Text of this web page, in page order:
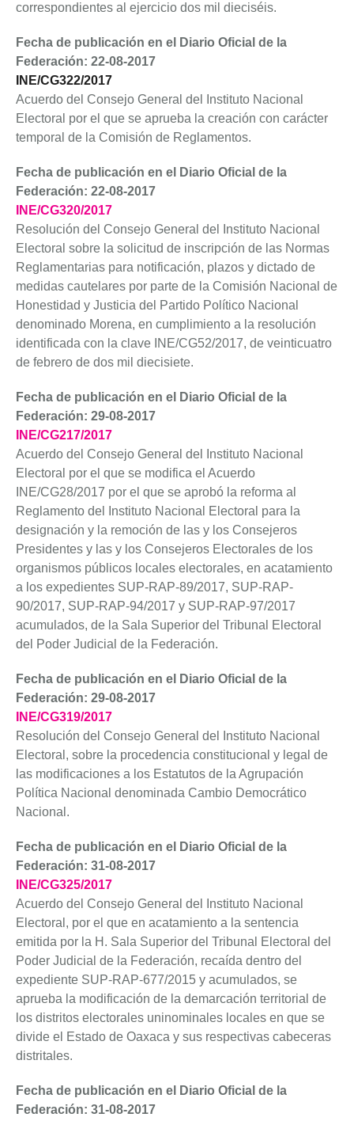
correspondientes al ejercicio dos mil dieciséis.
Fecha de publicación en el Diario Oficial de la
Federación: 22-08-2017
INE/CG322/2017
Acuerdo del Consejo General del Instituto Nacional
Electoral por el que se aprueba la creación con carácter
temporal de la Comisión de Reglamentos.
Fecha de publicación en el Diario Oficial de la
Federación: 22-08-2017
INE/CG320/2017
Resolución del Consejo General del Instituto Nacional
Electoral sobre la solicitud de inscripción de las Normas
Reglamentarias para notificación, plazos y dictado de
medidas cautelares por parte de la Comisión Nacional de
Honestidad y Justicia del Partido Político Nacional
denominado Morena, en cumplimiento a la resolución
identificada con la clave INE/CG52/2017, de veinticuatro
de febrero de dos mil diecisiete.
Fecha de publicación en el Diario Oficial de la
Federación: 29-08-2017
INE/CG217/2017
Acuerdo del Consejo General del Instituto Nacional
Electoral por el que se modifica el Acuerdo
INE/CG28/2017 por el que se aprobó la reforma al
Reglamento del Instituto Nacional Electoral para la
designación y la remoción de las y los Consejeros
Presidentes y las y los Consejeros Electorales de los
organismos públicos locales electorales, en acatamiento
a los expedientes SUP-RAP-89/2017, SUP-RAP-
90/2017, SUP-RAP-94/2017 y SUP-RAP-97/2017
acumulados, de la Sala Superior del Tribunal Electoral
del Poder Judicial de la Federación.
Fecha de publicación en el Diario Oficial de la
Federación: 29-08-2017
INE/CG319/2017
Resolución del Consejo General del Instituto Nacional
Electoral, sobre la procedencia constitucional y legal de
las modificaciones a los Estatutos de la Agrupación
Política Nacional denominada Cambio Democrático
Nacional.
Fecha de publicación en el Diario Oficial de la
Federación: 31-08-2017
INE/CG325/2017
Acuerdo del Consejo General del Instituto Nacional
Electoral, por el que en acatamiento a la sentencia
emitida por la H. Sala Superior del Tribunal Electoral del
Poder Judicial de la Federación, recaída dentro del
expediente SUP-RAP-677/2015 y acumulados, se
aprueba la modificación de la demarcación territorial de
los distritos electorales uninominales locales en que se
divide el Estado de Oaxaca y sus respectivas cabeceras
distritales.
Fecha de publicación en el Diario Oficial de la
Federación: 31-08-2017